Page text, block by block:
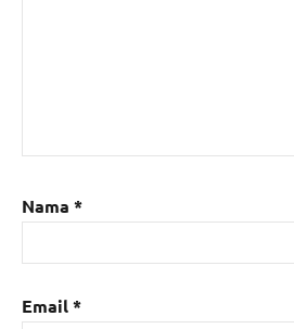
Nama *
Email*